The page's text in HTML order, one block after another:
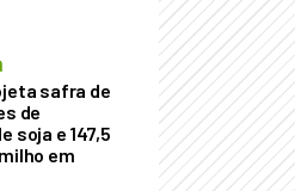
safra de
de
soja e 147,5
em